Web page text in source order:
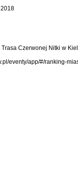
Trasa Czerwonej Nitki w
eventy/app/#/ranking-